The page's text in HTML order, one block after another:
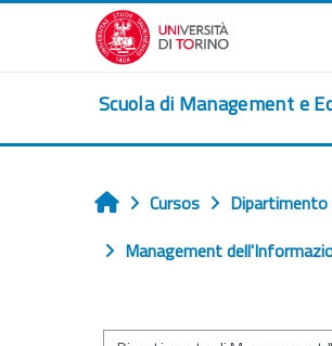
Salta al contenido principal
Scuola di Management e
Inicio
Cursos Dipartimento
Management